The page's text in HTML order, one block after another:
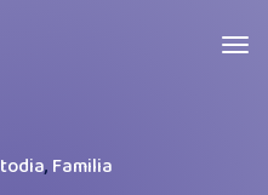
, Familia